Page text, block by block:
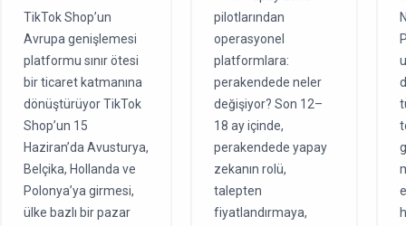
TikTok Shop’un
Avrupa genişlemesi
platformu sınır ötesi
bir ticaret katmanına
dönüştürüyor TikTok
Shop’un 15
Haziran’da Avusturya,
Belçika, Hollanda ve
Polonya’ya girmesi,
ülke bazlı bir pazar
pilotlarından
operasyonel
platformlara:
perakendede neler
değişiyor? Son 12–
18 ay içinde,
perakendede yapay
zekanın rolü,
talepten
fiyatlandırmaya,